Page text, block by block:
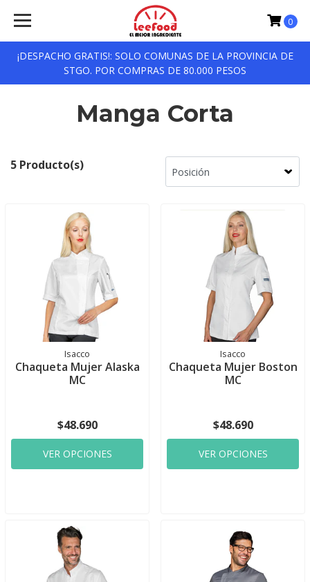
¡DESPACHO GRATIS!: SOLO COMUNAS DE LA PROVINCIA DE
STGO. POR COMPRAS DE 80.000 PESOS
0
Manga Corta
5 Producto(s)
Isacco
Chaqueta Mujer Alaska
MC
$48.690
VER OPCIONES
Isacco
Chaqueta Mujer Boston
MC
$48.690
VER OPCIONES